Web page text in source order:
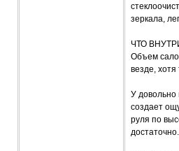
зеркала,
ЧТО
Объем
везде,
У довольно
создает
руля по